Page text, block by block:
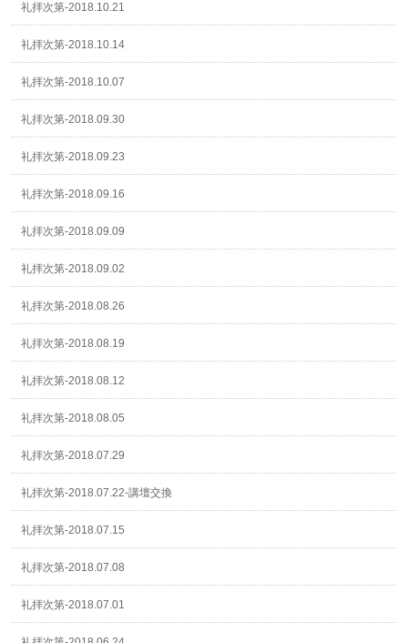
礼拝次第-2018.10.21
礼拝次第-2018.10.14
礼拝次第-2018.10.07
礼拝次第-2018.09.30
礼拝次第-2018.09.23
礼拝次第-2018.09.16
礼拝次第-2018.09.09
礼拝次第-2018.09.02
礼拝次第-2018.08.26
礼拝次第-2018.08.19
礼拝次第-2018.08.12
礼拝次第-2018.08.05
礼拝次第-2018.07.29
礼拝次第-2018.07.22-講壇交換
礼拝次第-2018.07.15
礼拝次第-2018.07.08
礼拝次第-2018.07.01